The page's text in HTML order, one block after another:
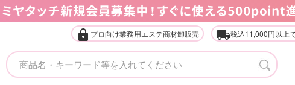
lock プロ向け業務用エステ商材卸販売 local_shipping税込11,000円以上
タオル・ガウン・ターバン